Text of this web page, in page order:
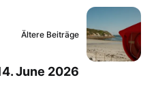
Ältere Beiträge
June 2026